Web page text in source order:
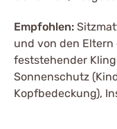
Empfohlen:
und von den
feststehender
Sonnenschutz
Kopfbedeckung),